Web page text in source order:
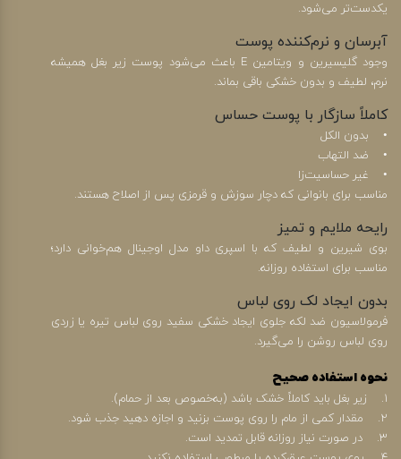
یکدست‌تر می‌شود.
آبرسان و نرم‌کننده پوست
وجود گلیسیرین و ویتامین E باعث می‌شود پوست زیر بغل همیشه
نرم، لطیف و بدون خشکی باقی بماند.
کاملاً سازگار با پوست حساس
• بدون الکل
• ضد التهاب
• غیر حساسیت‌زا
مناسب برای بانوانی که دچار سوزش و قرمزی پس از اصلاح هستند.
رایحه ملایم و تمیز
بوی شیرین و لطیف که با اسپری داو مدل اوجینال هم‌خوانی دارد؛
مناسب برای استفاده روزانه.
بدون ایجاد لک روی لباس
فرمولاسیون ضد لکه جلوی ایجاد خشکی سفید روی لباس تیره یا زردی
روی لباس روشن را می‌گیرد.
نحوه استفاده صحیح
1. زیر بغل باید کاملاً خشک باشد (به‌خصوص بعد از حمام).
2. مقدار کمی از مام را روی پوست بزنید و اجازه دهید جذب شود.
3. در صورت نیاز روزانه قابل تمدید است.